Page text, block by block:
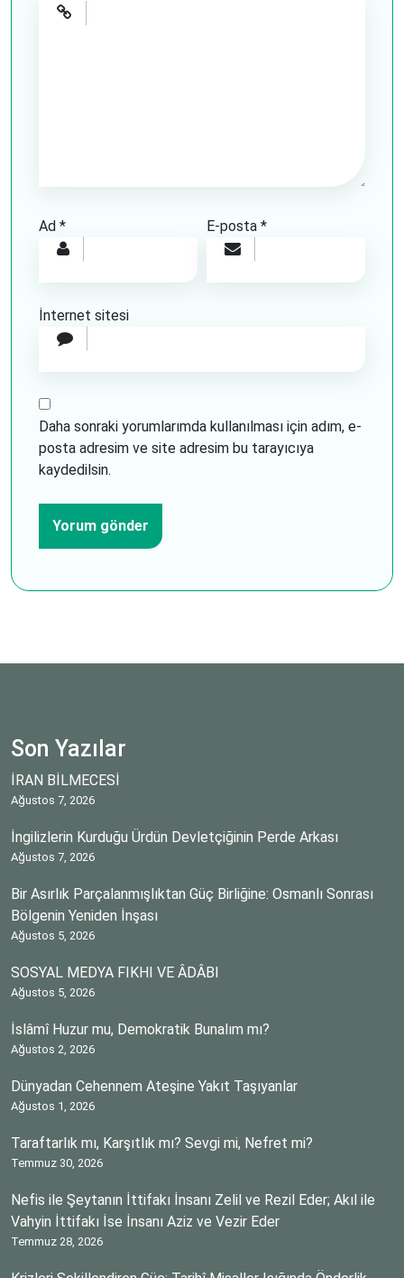
Ad * E-posta*
İnternet sitesi
Daha sonraki yorumlarımda kullanılması için adım, e-
posta adresim ve site adresim bu tarayıcıya
kaydedilsin.
Son Yazılar
İRAN BİLMECESİ
Ağustos 7, 2026
İngilizlerin Kurduğu Ürdün Devletçiğinin Perde Arkası
Ağustos 7, 2026
Bir Asırlık Parçalanmışlıktan Güç Birliğine: Osmanlı Sonrası
Bölgenin Yeniden İnşası
Ağustos 5, 2026
SOSYAL MEDYA FIKHI VE ÂDÂBI
Ağustos 5, 2026
İslâmî Huzur mu, Demokratik Bunalım mı?
Ağustos 2, 2026
Dünyadan Cehennem Ateşine Yakıt Taşıyanlar
Ağustos 1, 2026
Taraftarlık mı, Karşıtlık mı? Sevgi mi, Nefret mi?
Temmuz 30, 2026
Nefis ile Şeytanın İttifakı İnsanı Zelil ve Rezil Eder; Akıl ile
Vahyin İttifakı İse İnsanı Aziz ve Vezir Eder
Temmuz 28, 2026